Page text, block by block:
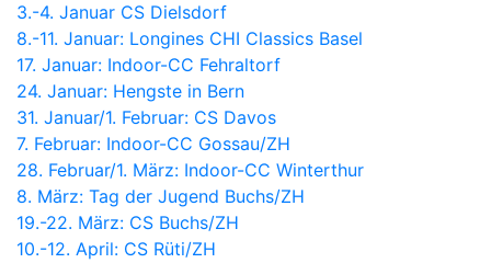
3.-4. Januar CS Dielsdorf
8.-11. Januar: Longines CHI Classics Basel
17. Januar: Indoor-CC Fehraltorf
24. Januar: Hengste in Bern
31. Januar/1. Februar: CS Davos
7. Februar: Indoor-CC Gossau/ZH
28. Februar/1. März: Indoor-CC Winterthur
8. März: Tag der Jugend Buchs/ZH
19.-22. März: CS Buchs/ZH
10.-12. April: CS Rüti/ZH